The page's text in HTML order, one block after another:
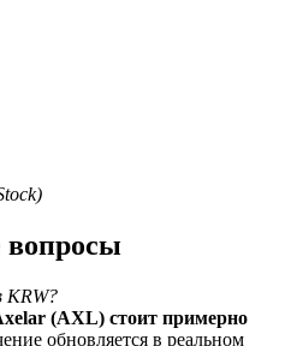
вопросы
KRW?
(AXL) стоит примерно
обновляется в реальном